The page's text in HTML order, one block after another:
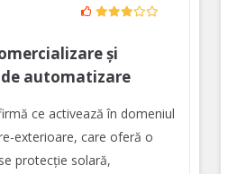
și
automatizare
ce activează în domeniul
exterioare, care oferă o
protecție solară,